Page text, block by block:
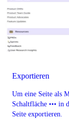
Exportieren
Um eine Seite als
Schaltfläche ••• in
Seite exportieren.